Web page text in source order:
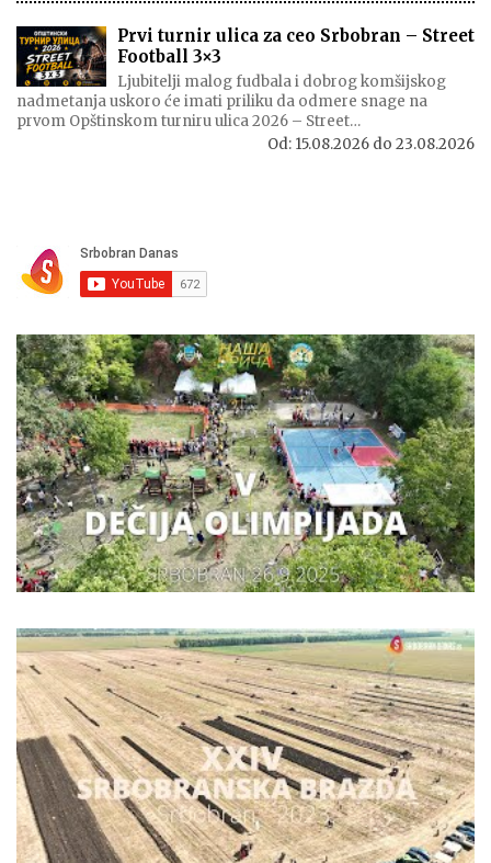
Prvi turnir ulica za ceo Srbobran – Street
Football 3×3
Ljubitelji malog fudbala i dobrog komšijskog
nadmetanja uskoro će imati priliku da odmere snage na
prvom Opštinskom turniru ulica 2026 – Street…
Od: 15.08.2026 do 23.08.2026